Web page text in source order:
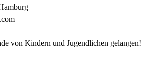
von Kindern und Jugendlichen gelangen!